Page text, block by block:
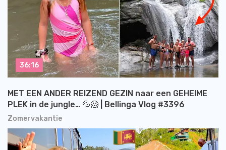
Zomervakantie
MET EEN ANDER REIZEND GEZIN naar een GEHEIME
PLEK in de jungle… 💦😱 | Bellinga Vlog #3396
36:16